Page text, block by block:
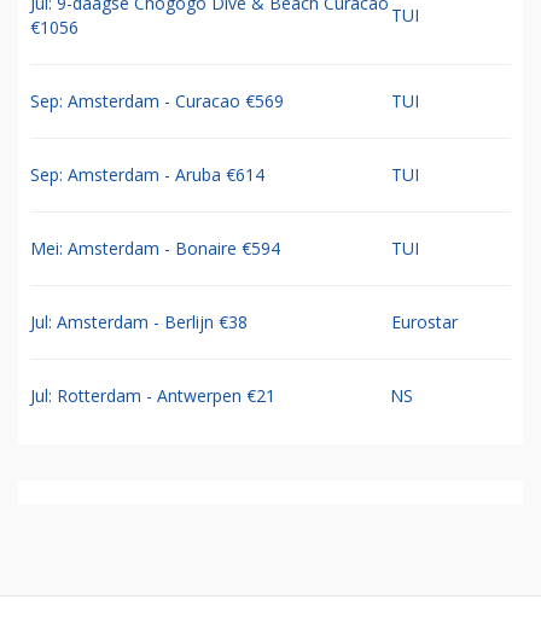
€1056
TUI
Sep: Amsterdam - Curacao €569 TUI
Sep: Amsterdam - Aruba €614 TUI
Mei: Amsterdam - Bonaire €594 TUI
Jul: Amsterdam - Berlijn €38 Eurostar
Jul: Rotterdam - Antwerpen €21 NS